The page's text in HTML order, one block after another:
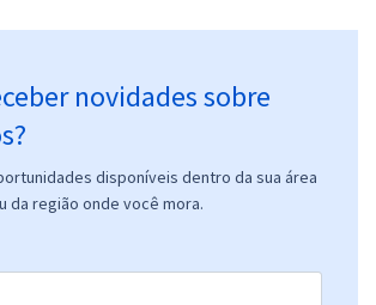
novidades sobre
disponíveis dentro da sua área
da região onde você mora.